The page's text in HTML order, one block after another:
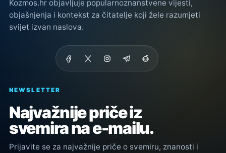
Kozmos.hr objavljuje popularnoznanstvene vijesti,
objašnjenja i kontekst za čitatelje koji žele razumjeti
svijet izvan naslova.
NEWSLETTER
Najvažnije priče iz
svemira na e-mailu.
Prijavite se za najvažnije priče o svemiru, znanosti i